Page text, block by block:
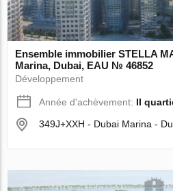
Ensemble immobilier STELLA
Marina, Dubai, EAU № 46852
Développement
Année d'achèvement: II
349J+XXH - Dubai Marina -